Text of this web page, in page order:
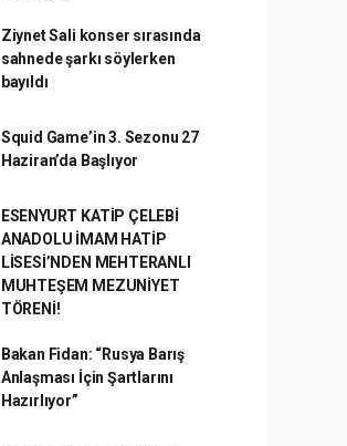
Ziynet Sali konser sırasında
sahnede şarkı söylerken
bayıldı
Squid Game’in 3. Sezonu 27
Haziran’da Başlıyor
ESENYURT KATİP ÇELEBİ
ANADOLU İMAM HATİP
LİSESİ’NDEN MEHTERANLI
MUHTEŞEM MEZUNİYET
TÖRENİ!
Bakan Fidan: “Rusya Barış
Anlaşması İçin Şartlarını
Hazırlıyor”